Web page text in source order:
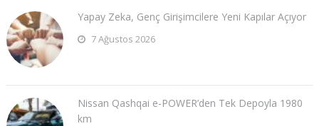
Yapay Zeka, Genç Girişimcilere Yeni Kapılar Açıyor
7 Ağustos 2026
Nissan Qashqai e-POWER’den Tek Depoyla 1980
km